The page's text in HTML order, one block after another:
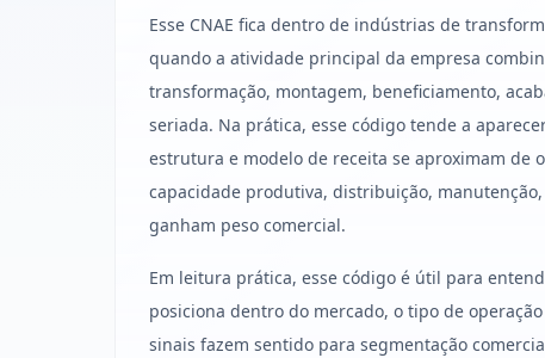
Esse CNAE fica dentro de indústrias de
quando a atividade principal da empresa
transformação, montagem, beneficiamento,
seriada. Na prática, esse código tende a
estrutura e modelo de receita se aproximam de
capacidade produtiva, distribuição,
ganham peso comercial.
Em leitura prática, esse código é útil para
posiciona dentro do mercado, o tipo de
sinais fazem sentido para segmentação